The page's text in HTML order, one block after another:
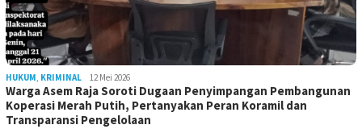
HUKUM, KRIMINAL 12 Mei 2026
Warga Asem Raja Soroti Dugaan Penyimpangan Pembangunan
Koperasi Merah Putih, Pertanyakan Peran Koramil dan
Transparansi Pengelolaan